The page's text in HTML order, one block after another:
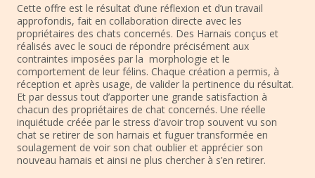
Cette offre est le résultat d’une réflexion et d’un travail
approfondis, fait en collaboration directe avec les
propriétaires des chats concernés. Des Harnais conçus et
réalisés avec le souci de répondre précisément aux
contraintes imposées par la morphologie et le
comportement de leur félins. Chaque création a permis, à
réception et après usage, de valider la pertinence du résultat.
Et par dessus tout d’apporter une grande satisfaction à
chacun des propriétaires de chat concernés. Une réelle
inquiétude créée par le stress d’avoir trop souvent vu son
chat se retirer de son harnais et fuguer transformée en
soulagement de voir son chat oublier et apprécier son
nouveau harnais et ainsi ne plus chercher à s’en retirer.